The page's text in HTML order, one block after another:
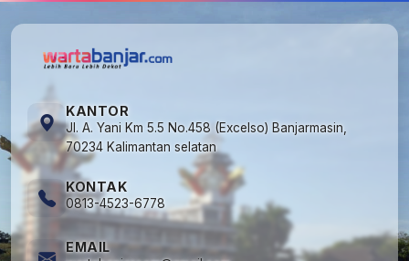
KANTOR
Jl. A. Yani Km 5.5 No.458 (Excelso) Banjarmasin,
70234 Kalimantan selatan
KONTAK
0813-4523-6778
EMAIL